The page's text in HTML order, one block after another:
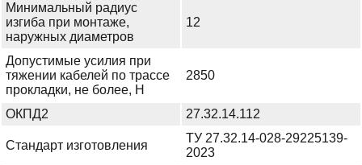
Минимальный радиус
изгиба при монтаже,
наружных диаметров
12
Допустимые усилия при
тяжении кабелей по трассе
прокладки, не более, Н
2850
ОКПД2 27.32.14.112
Стандарт изготовления
ТУ 27.32.14-028-29225139-
2023